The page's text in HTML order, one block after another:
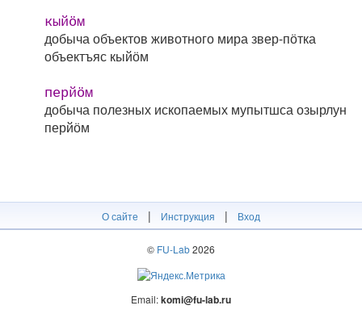
кыйӧм
добыча объектов животного миразвер-пӧтка
объектъяс кыйӧм
перйӧм
добыча полезных ископаемых мупытшса озырлун
перйӧм
О сайте | Инструкция | Вход
© FU-Lab2026
Email:komi@fu-lab.ru